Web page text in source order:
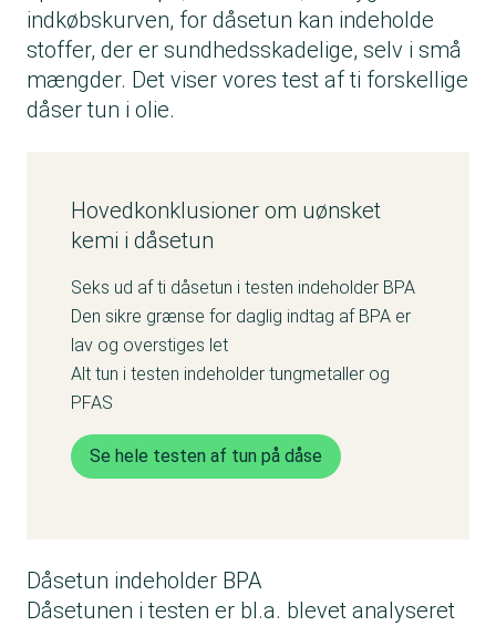
indkøbskurven, for dåsetun kan indeholde
stoffer, der er sundhedsskadelige, selv i små
mængder. Det viser vores test af ti forskellige
dåser tun i olie.
Hovedkonklusioner om uønsket
kemi i dåsetun
Seks ud af ti dåsetun i testen indeholder BPA
Den sikre grænse for daglig indtag af BPA er
lav og overstiges let
Alt tun i testen indeholder tungmetaller og
PFAS
Se hele testen af tun på dåse
Dåsetun indeholder BPA
Dåsetunen i testen er bl.a. blevet analyseret